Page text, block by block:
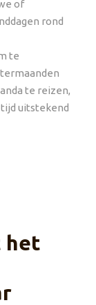
of
rond
te
te reizen,
uitstekend
het